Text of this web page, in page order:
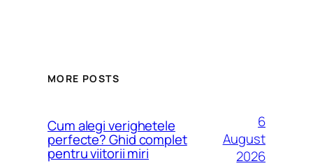
MORE POSTS
Cum alegi verighetele
perfecte? Ghid complet
pentru viitorii miri
6
August
2026